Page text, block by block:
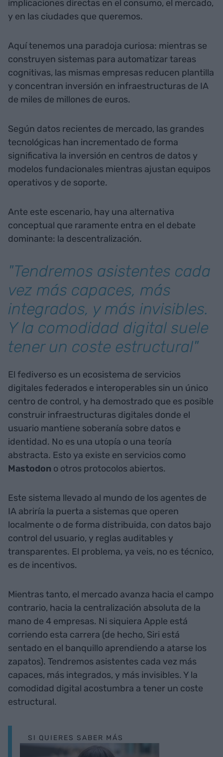
implicaciones directas en el consumo, el mercado,
y en las ciudades que queremos.
Aquí tenemos una paradoja curiosa: mientras se
construyen sistemas para automatizar tareas
cognitivas, las mismas empresas reducen plantilla
y concentran inversión en infraestructuras de IA
de miles de millones de euros.
Según datos recientes de mercado, las grandes
tecnológicas han incrementado de forma
significativa la inversión en centros de datos y
modelos fundacionales mientras ajustan equipos
operativos y de soporte.
Ante este escenario, hay una alternativa
conceptual que raramente entra en el debate
dominante: la descentralización.
"Tendremos asistentes cada
vez más capaces, más
integrados, y más invisibles.
Y la comodidad digital suele
tener un coste estructural"
El fediverso es un ecosistema de servicios
digitales federados e interoperables sin un único
centro de control, y ha demostrado que es posible
construir infraestructuras digitales donde el
usuario mantiene soberanía sobre datos e
identidad. No es una utopía o una teoría
abstracta. Esto ya existe en servicios como
Mastodon o otros protocolos abiertos.
Este sistema llevado al mundo de los agentes de
IA abriría la puerta a sistemas que operen
localmente o de forma distribuida, con datos bajo
control del usuario, y reglas auditables y
transparentes. El problema, ya veis, no es técnico,
es de incentivos.
Mientras tanto, el mercado avanza hacia el campo
contrario, hacia la centralización absoluta de la
mano de 4 empresas. Ni siquiera Apple está
corriendo esta carrera (de hecho, Siri está
sentado en el banquillo aprendiendo a atarse los
zapatos). Tendremos asistentes cada vez más
capaces, más integrados, y más invisibles. Y la
comodidad digital acostumbra a tener un coste
estructural.
SI QUIERES SABER MÁS